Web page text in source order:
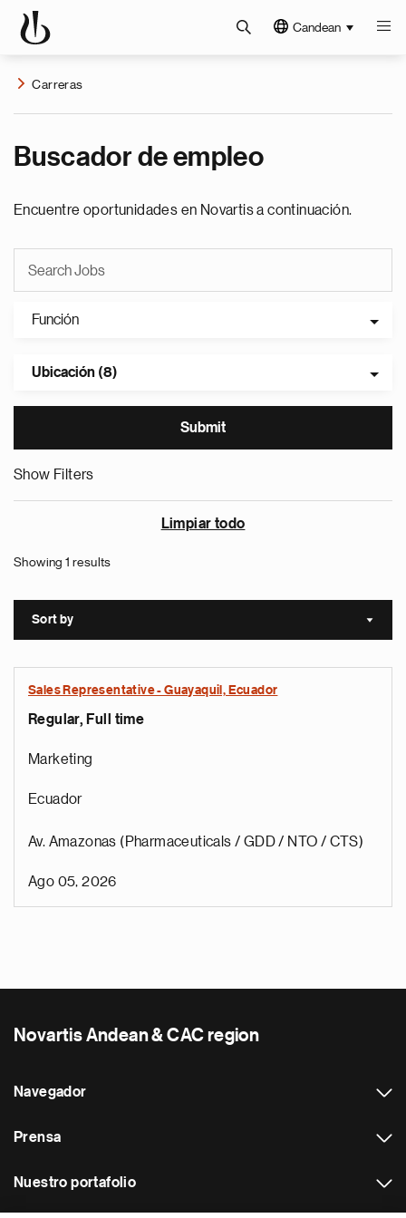
Candean
Carreras
Buscador de empleo
Encuentre oportunidades en Novartis a continuación.
Función
Ubicación (8)
Show Filters
Limpiar todo
Showing 1 results
Sort by Sort
Sales Representative - Guayaquil, Ecuador
Regular, Full time
Marketing
Ecuador
Av. Amazonas (Pharmaceuticals / GDD / NTO / CTS)
Ago 05, 2026
Novartis Andean & CAC region
Navegador
Prensa
Nuestro portafolio